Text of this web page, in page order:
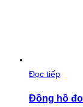
Đọc tiếp
Đồng hồ